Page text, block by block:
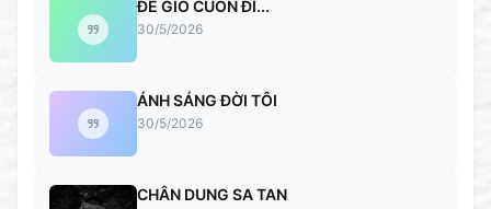
ĐỂ GIÓ CUỐN ĐI...
30/5/2026
ÁNH SÁNG ĐỜI TÔI
30/5/2026
CHÂN DUNG SA TAN